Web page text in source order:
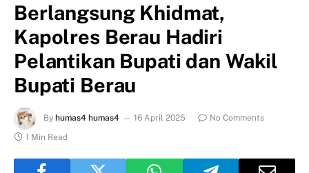
Berlangsung Khidmat,
Kapolres Berau Hadiri
Pelantikan Bupati dan Wakil
Bupati Berau
By humas4 humas4 16 April 2025
No Comments
1 Min Read